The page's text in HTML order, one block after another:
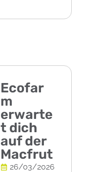
Ecofar
m
erwarte
t dich
auf der
Macfrut
26/03/2026